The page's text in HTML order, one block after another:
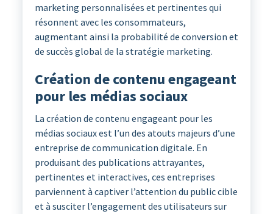
marketing personnalisées et pertinentes qui
résonnent avec les consommateurs,
augmentant ainsi la probabilité de conversion et
de succès global de la stratégie marketing.
Création de contenu engageant
pour les médias sociaux
La création de contenu engageant pour les
médias sociaux est l’un des atouts majeurs d’une
entreprise de communication digitale. En
produisant des publications attrayantes,
pertinentes et interactives, ces entreprises
parviennent à captiver l’attention du public cible
et à susciter l’engagement des utilisateurs sur